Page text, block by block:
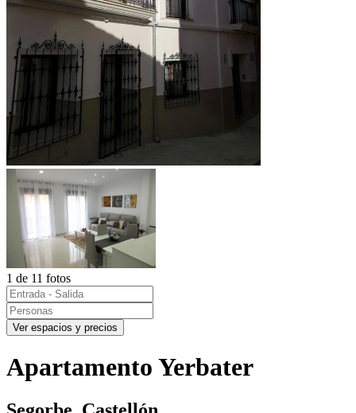
1 de 11 fotos
Ver espacios y precios
Apartamento Yerbater